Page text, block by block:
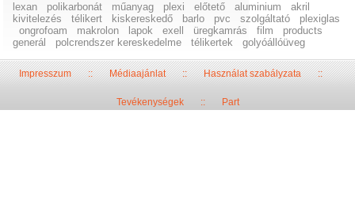
lexan polikarbonát műanyag plexi előtető aluminium
akril
kivitelezés
télikert kiskereskedő barlo pvc szolgáltató
plexiglas
ongrofoam
makrolon lapok exell üregkamrás film
products
generál
polcrendszer kereskedelme télikertek golyóállóüveg
Impresszum::Médiaajánlat::Használat szabályzata::
Tevékenységek:: Part